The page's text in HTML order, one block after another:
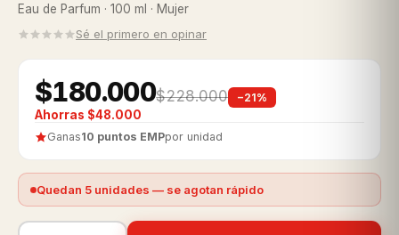
Eau de Parfum · 100 ml · Mujer
Sé el primero en opinar
$180.000$228.000 −21%
Ahorras $48.000
Ganas10 puntos EMPpor unidad
Quedan 5 unidades — se agotan rápido